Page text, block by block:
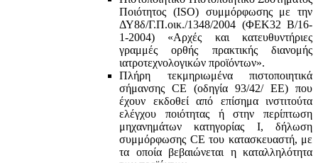
Ποιότητος (ISO) συμμόρφωσης με την
ΔΥ8δ/Γ.Π.οικ./1348/2004 (ΦΕΚ32 Β/16-
1-2004) «Αρχές και κατευθυντήριες
γραμμές ορθής πρακτικής διανομής
ιατροτεχνολογικών προϊόντων».
Πλήρη τεκμηριωμένα πιστοποιητικά
σήμανσης CE (οδηγία 93/42/ ΕΕ) που
έχουν εκδοθεί από επίσημα ινστιτούτα
ελέγχου ποιότητας ή στην περίπτωση
μηχανημάτων κατηγορίας Ι, δήλωση
συμμόρφωσης CE του κατασκευαστή, με
τα οποία βεβαιώνεται η καταλληλότητα